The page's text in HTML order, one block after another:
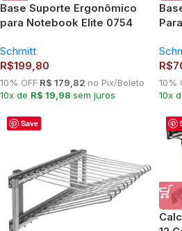
Base Suporte Ergonômico
para Notebook Elite 0754
Schmitt
R$199,80
10% OFF R$ 179,82 no Pix/Boleto
10x de R$ 19,98 sem juros
R$
10%
10x
Save